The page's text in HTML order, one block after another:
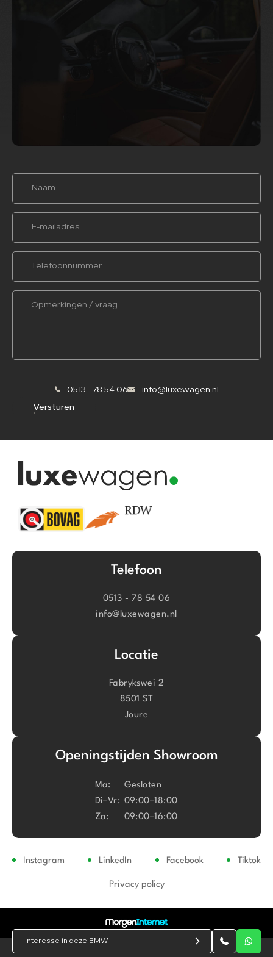
0513 - 78 54 06
info@luxewagen.nl
Versturen
Telefoon
0513 - 78 54 06
info@luxewagen.nl
Locatie
Fabrykswei 2
8501 ST
Joure
Openingstijden Showroom
Ma:
Gesloten
Di–Vr: 09:00–18:00
Za:
09:00–16:00
Instagram LinkedIn Facebook Tiktok
Privacy policy
Interesse in deze BMW